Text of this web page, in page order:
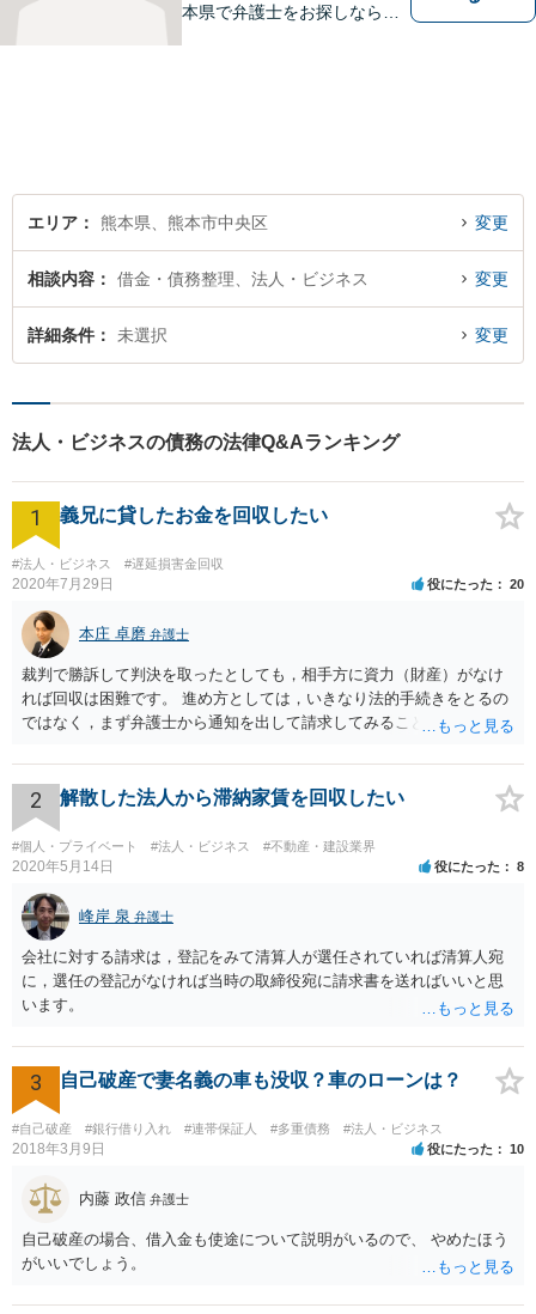
本県で弁護士をお探しなら、
ます。
エリア 熊本県、熊本市中央区 変更
相談内容 借金・債務整理、法人・ビジネス 変更
詳細条件 未選択 変更
法人・ビジネスの債務の法律Q&Aランキング
1 義兄に貸したお金を回収したい
#法人・ビジネス #遅延損害金回収
2020年7月29日 役にたった 20
本庄 卓磨 弁護士
裁判で勝訴して判決を取ったとしても，相手方に資力（財産）がなけ
れば回収は困難です。 進め方としては，いきなり法的手続きをとるの
ではなく，まず弁護士から通知を出して請求してみることを検討すべ
2 解散した法人から滞納家賃を回収したい
#個人・プライベート #法人・ビジネス #不動産・建設業界
2020年5月14日 役にたった 8
峰岸 泉 弁護士
会社に対する請求は，登記をみて清算人が選任されていれば清算人宛
に，選任の登記がなければ当時の取締役宛に請求書を送ればいいと思
います。
3 自己破産で妻名義の車も没収？車のローンは？
#自己破産 #銀行借り入れ #連帯保証人 #多重債務 #法人・ビジネス
2018年3月9日 役にたった 10
内藤 政信 弁護士
自己破産の場合、借入金も使途について説明がいるので、 やめたほう
がいいでしょう。